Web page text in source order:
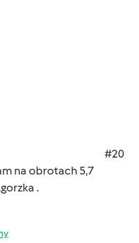
#20
na obrotach 5,7
.